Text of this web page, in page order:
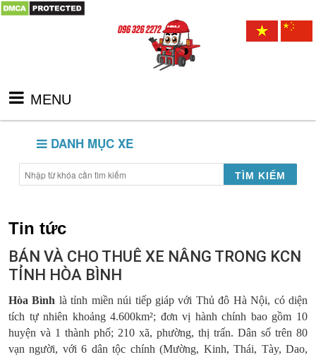
MENU
DANH MỤC XE
TÌM KIẾM
Tin tức
BÁN VÀ CHO THUÊ XE NÂNG TRONG KCN
TỈNH HÒA BÌNH
Hòa Bình là tỉnh miền núi tiếp giáp với Thủ đô Hà Nội, có diện
tích tự nhiên khoảng 4.600km²; đơn vị hành chính bao gồm 10
huyện và 1 thành phố; 210 xã, phường, thị trấn. Dân số trên 80
vạn người, với 6 dân tộc chính (Mường, Kinh, Thái, Tày, Dao,